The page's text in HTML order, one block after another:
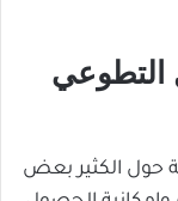
التطوعي
حول الكثير بعض